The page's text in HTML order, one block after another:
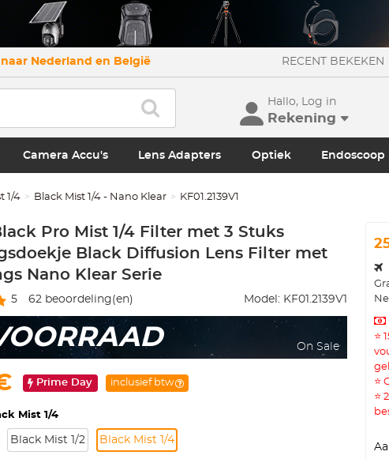
Nederland en België RECENT BEKEKEN
Hallo, Log in
Rekening
Camera Accu's Lens Adapters Optiek Endoscoop
1/4 Black Mist 1/4 - Nano Klear KF01.2139V1
Pro Mist 1/4 Filter met 3 Stuks
Black Diffusion Lens Filter met
Nano Klear Serie
5 62beoordeling(en) Model: KF01.2139V1
On Sale
Prime Day inclusief btw
Mist 1/4
Black Mist 1/2 Black Mist 1/4
⭐
⭐
⭐